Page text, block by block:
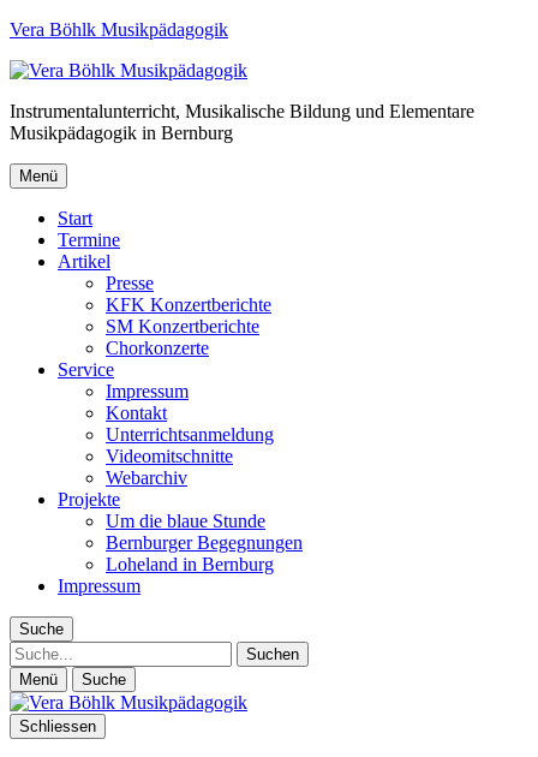
Vera Böhlk Musikpädagogik
Instrumentalunterricht, Musikalische Bildung und Elementare
Musikpädagogik in Bernburg
Menü
Start
Termine
Artikel
Presse
KFK Konzertberichte
SM Konzertberichte
Chorkonzerte
Service
Impressum
Kontakt
Unterrichtsanmeldung
Videomitschnitte
Webarchiv
Projekte
Um die blaue Stunde
Bernburger Begegnungen
Loheland in Bernburg
Impressum
Suche
Suche
Menü Suche
Schliessen